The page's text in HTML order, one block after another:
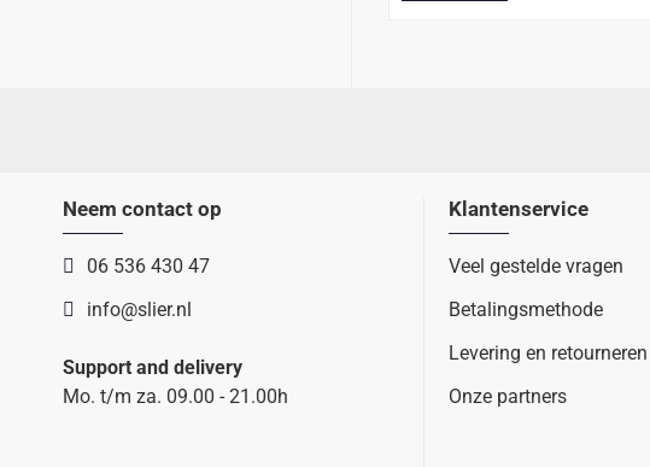
Neem contact op
06 536 430 47
info@slier.nl
Support and delivery
Mo. t/m za. 09.00 - 21.00h
Klantenservice
Veel gestelde vragen
Betalingsmethode
Levering en retourneren
Onze partners